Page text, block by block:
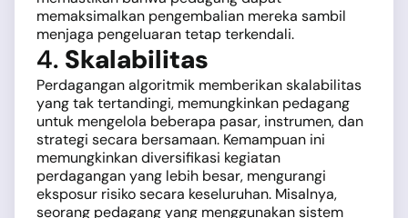
memaksimalkan pengembalian mereka sambil
menjaga pengeluaran tetap terkendali.
4. Skalabilitas
Perdagangan algoritmik memberikan skalabilitas
yang tak tertandingi, memungkinkan pedagang
untuk mengelola beberapa pasar, instrumen, dan
strategi secara bersamaan. Kemampuan ini
memungkinkan diversifikasi kegiatan
perdagangan yang lebih besar, mengurangi
eksposur risiko secara keseluruhan. Misalnya,
seorang pedagang yang menggunakan sistem